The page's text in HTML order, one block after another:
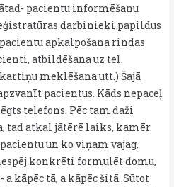
pacientu informēšanu
darbinieki papildus
apkalpošana rindas
atbildēšana uz tel.
meklēšana utt.) Šajā
pacientus. Kāds nepaceļ
telefons. Pēc tam daži
tad atkal jātērē laiks, kamēr
un ko viņam vajag.
konkrēti formulēt domu,
kāpēc tā, a kāpēc šitā. Sūtot